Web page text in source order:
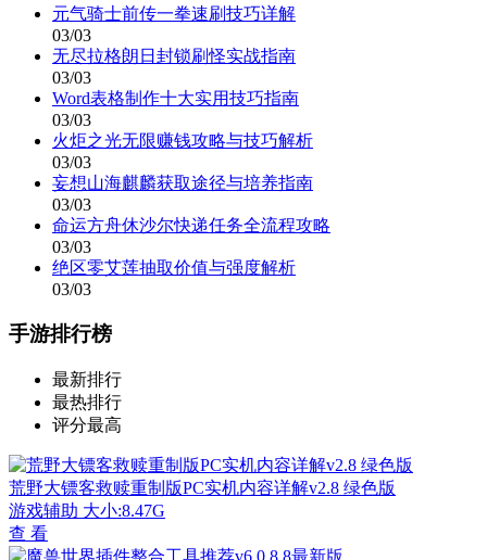
元气骑士前传一拳速刷技巧详解
03/03
无尽拉格朗日封锁刷怪实战指南
03/03
Word表格制作十大实用技巧指南
03/03
火炬之光无限赚钱攻略与技巧解析
03/03
妄想山海麒麟获取途径与培养指南
03/03
命运方舟休沙尔快递任务全流程攻略
03/03
绝区零艾莲抽取价值与强度解析
03/03
手游排行榜
最新排行
最热排行
评分最高
荒野大镖客救赎重制版PC实机内容详解v2.8 绿色版
游戏辅助 大小:8.47G
查 看